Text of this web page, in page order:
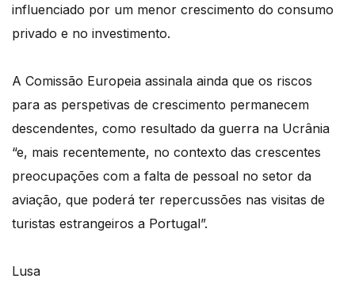
influenciado por um menor crescimento do consumo
privado e no investimento.
A Comissão Europeia assinala ainda que os riscos
para as perspetivas de crescimento permanecem
descendentes, como resultado da guerra na Ucrânia
“e, mais recentemente, no contexto das crescentes
preocupações com a falta de pessoal no setor da
aviação, que poderá ter repercussões nas visitas de
turistas estrangeiros a Portugal”.
Lusa